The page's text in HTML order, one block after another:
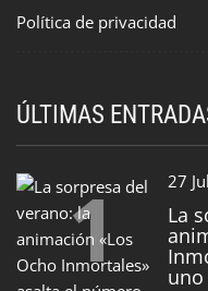
Política de privacidad
ÚLTIMAS
1 27
La